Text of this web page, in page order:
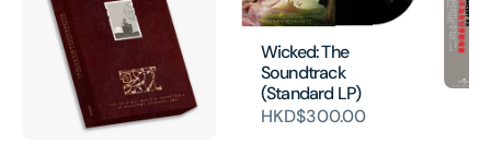
Wicked: The
Soundtrack
(Standard LP)
HKD$300.00